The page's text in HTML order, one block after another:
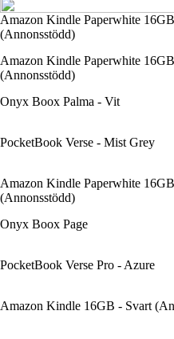
Amazon Kindle Paperwhite
(Annonsstödd)
Amazon Kindle Paperwhite
(Annonsstödd)
Onyx Boox Palma - Vit
PocketBook Verse - Mist Grey
Amazon Kindle Paperwhite
(Annonsstödd)
Onyx Boox Page
PocketBook Verse Pro - Azure
Amazon Kindle 16GB - Svart